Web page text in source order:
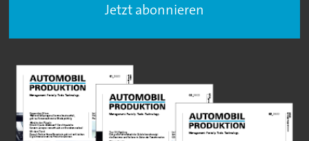
Jetzt abonnieren